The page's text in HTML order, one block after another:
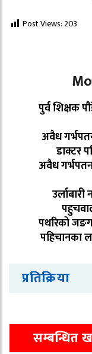
Post Views:203
पुर्व शिक्षक
अवैध
डाक्टर
अवैध
पथरिको
पहिचानका
प्रतिक्रिया
सम्बन्धित